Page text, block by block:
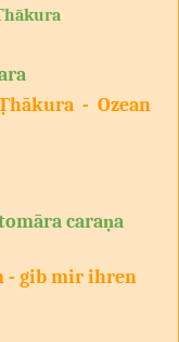
- Ozean
caraṇa
- gib mir ihren